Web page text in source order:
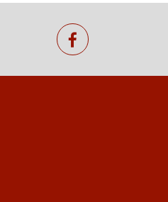
facebook